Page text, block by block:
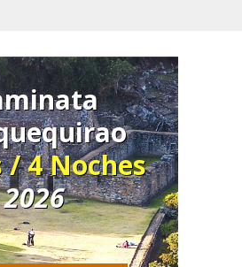
/ 4 Noches
2026